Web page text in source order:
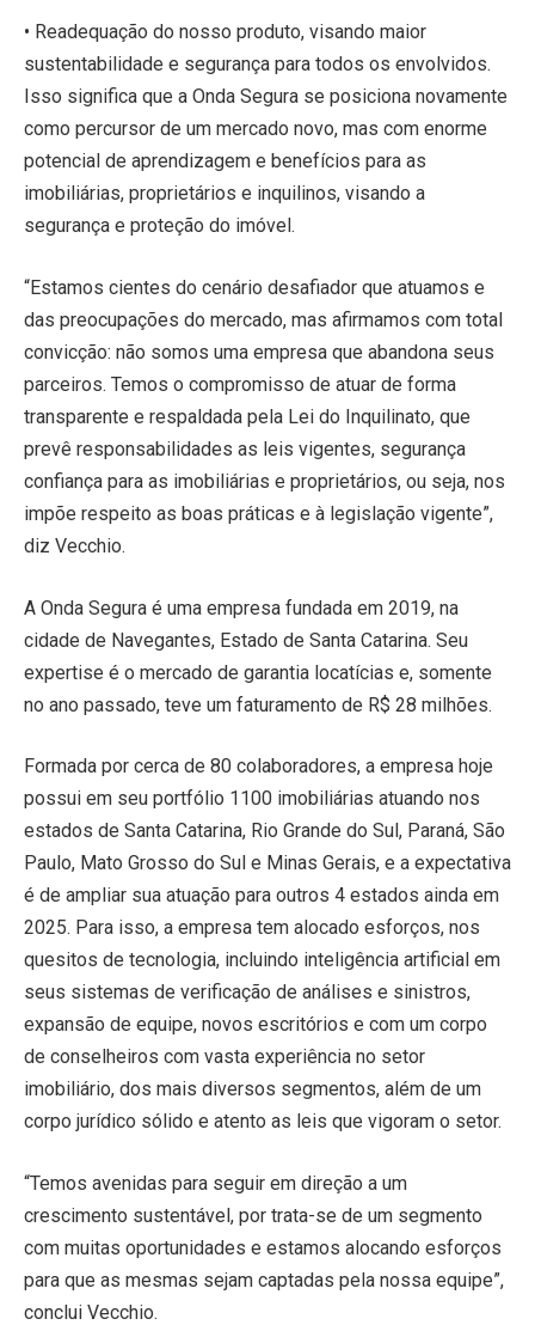
• Readequação do nosso produto, visando maior
sustentabilidade e segurança para todos os envolvidos.
Isso significa que a Onda Segura se posiciona novamente
como percursor de um mercado novo, mas com enorme
potencial de aprendizagem e benefícios para as
imobiliárias, proprietários e inquilinos, visando a
segurança e proteção do imóvel.
“Estamos cientes do cenário desafiador que atuamos e
das preocupações do mercado, mas afirmamos com total
convicção: não somos uma empresa que abandona seus
parceiros. Temos o compromisso de atuar de forma
transparente e respaldada pela Lei do Inquilinato, que
prevê responsabilidades as leis vigentes, segurança
confiança para as imobiliárias e proprietários, ou seja, nos
impõe respeito as boas práticas e à legislação vigente”,
diz Vecchio.
A Onda Segura é uma empresa fundada em 2019, na
cidade de Navegantes, Estado de Santa Catarina. Seu
expertise é o mercado de garantia locatícias e, somente
no ano passado, teve um faturamento de R$ 28 milhões.
Formada por cerca de 80 colaboradores, a empresa hoje
possui em seu portfólio 1100 imobiliárias atuando nos
estados de Santa Catarina, Rio Grande do Sul, Paraná, São
Paulo, Mato Grosso do Sul e Minas Gerais, e a expectativa
é de ampliar sua atuação para outros 4 estados ainda em
2025. Para isso, a empresa tem alocado esforços, nos
quesitos de tecnologia, incluindo inteligência artificial em
seus sistemas de verificação de análises e sinistros,
expansão de equipe, novos escritórios e com um corpo
de conselheiros com vasta experiência no setor
imobiliário, dos mais diversos segmentos, além de um
corpo jurídico sólido e atento as leis que vigoram o setor.
“Temos avenidas para seguir em direção a um
crescimento sustentável, por trata-se de um segmento
com muitas oportunidades e estamos alocando esforços
para que as mesmas sejam captadas pela nossa equipe”,
conclui Vecchio.